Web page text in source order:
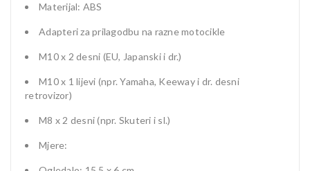
Materijal: ABS
Adapteri za prilagodbu na razne motocikle
M10 x 2 desni (EU, Japanski i dr.)
M10 x 1 lijevi (npr. Yamaha, Keeway i dr. desni
retrovizor)
M8 x 2 desni (npr. Skuteri i sl.)
Mjere: